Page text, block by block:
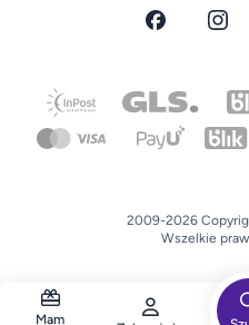
Mam
2009-2026
Wszelkie